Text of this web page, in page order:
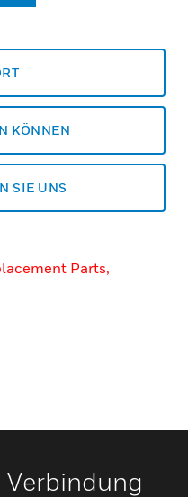
KÖNNEN
SIE UNS
Parts,
Verbindung